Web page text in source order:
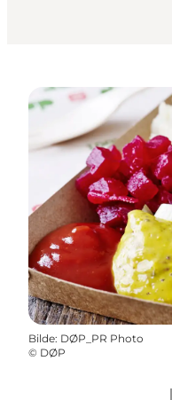
Bilde: DØP_PR Photo
© DØP